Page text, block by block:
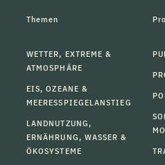
Themen
WETTER, EXTREME &
ATMOSPHÄRE
EIS, OZEANE &
MEERESSPIEGELANSTIEG
LANDNUTZUNG,
ERNÄHRUNG, WASSER &
ÖKOSYSTEME